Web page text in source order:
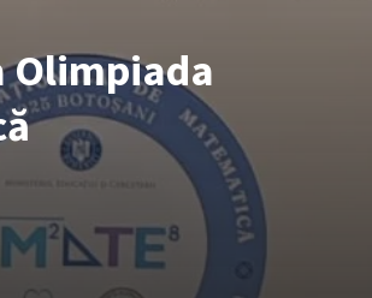
Olimpiada